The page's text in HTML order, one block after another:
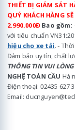
THIẾT BỊ GIÁM SÁT
QUÝ KHÁCH HÀNG
2.990.000Đ Bao gồm:
với tiêu chuẩn
hiệu cho xe tải. -
Đảm bảo uy tín, chất
THÔNG TIN VUI
NGHỆ TOÀN CẦU Hà
Điện thoại: 02435 627
Email: